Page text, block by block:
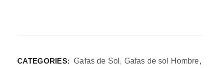
CATEGORIES: Gafas de Sol , Gafas de sol Hombre,